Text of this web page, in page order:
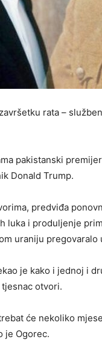
rata –
pakistanski
Donald Trump.
predviđa
luka i produljenje
uraniju pregovaralo
je kako i jednoj i
otvori.
će nekoliko
je Ogorec.